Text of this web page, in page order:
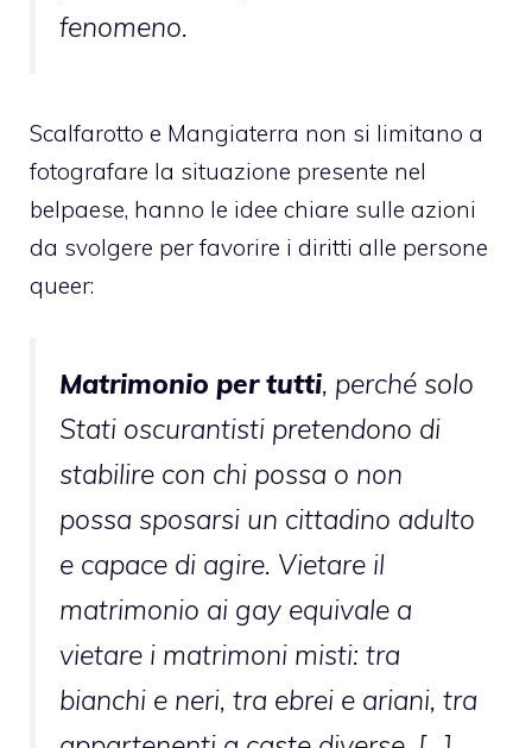
fenomeno.
Scalfarotto e Mangiaterra non si limitano a
fotografare la situazione presente nel
belpaese, hanno le idee chiare sulle azioni
da svolgere per favorire i diritti alle persone
queer:
Matrimonio per tutti, perché solo
Stati oscurantisti pretendono di
stabilire con chi possa o non
possa sposarsi un cittadino adulto
e capace di agire. Vietare il
matrimonio ai gay equivale a
vietare i matrimoni misti: tra
bianchi e neri, tra ebrei e ariani, tra